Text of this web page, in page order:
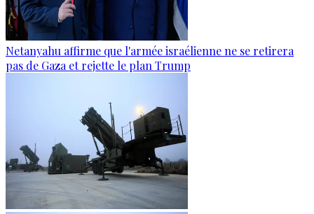
Netanyahu affirme que l'armée israélienne ne se retirera
pas de Gaza et rejette le plan Trump